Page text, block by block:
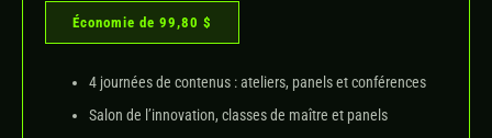
Économie de 99,80 $
4 journées de contenus : ateliers, panels et conférences
Salon de l’innovation, classes de maître et panels